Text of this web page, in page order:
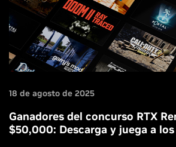
18 de agosto de 2025
Ganadores del concurso RTX
$50,000: Descarga y juega a